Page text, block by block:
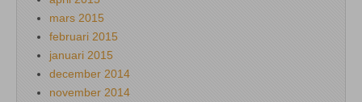
mars 2015
februari 2015
januari 2015
december 2014
november 2014